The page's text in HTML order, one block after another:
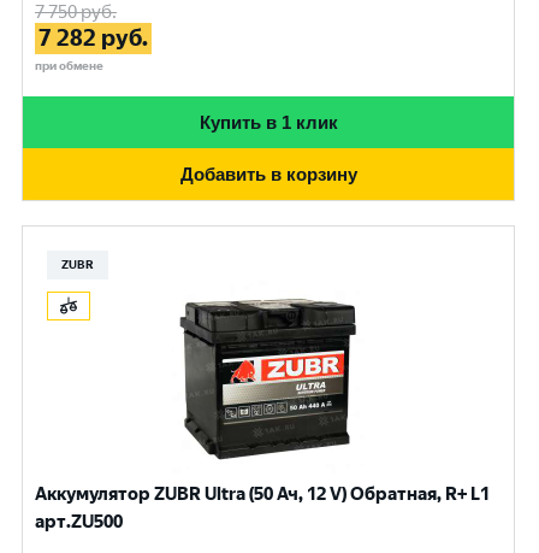
7 750руб.
7 282 руб.
при обмене
Купить в 1 клик
Добавить в корзину
ZUBR
Аккумулятор ZUBR Ultra (50 Ач, 12 V) Обратная, R+ L1
арт.ZU500